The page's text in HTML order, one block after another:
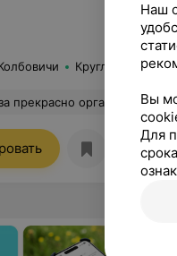
Круглосуточно
на высоте! Молодоженам был в подарок предоставлен номер в этом отеле, огромный плюс и бонус! Рекомендую всем парк Яркі, это будет незабываемый праздник, как был у нас!
Наш
Вы
Для